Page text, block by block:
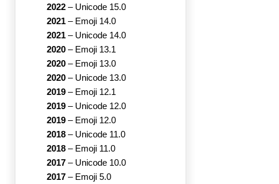
2022 – Unicode 15.0
2021 – Emoji 14.0
2021 – Unicode 14.0
2020 – Emoji 13.1
2020 – Emoji 13.0
2020 – Unicode 13.0
2019 – Emoji 12.1
2019 – Unicode 12.0
2019 – Emoji 12.0
2018 – Unicode 11.0
2018 – Emoji 11.0
2017 – Unicode 10.0
2017 – Emoji 5.0